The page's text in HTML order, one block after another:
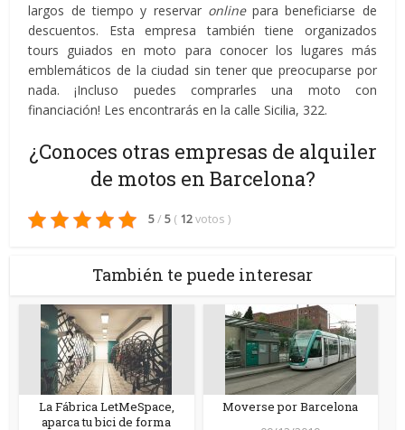
largos de tiempo y reservar onlinepara beneficiarse de
descuentos. Esta empresa también tiene organizados
tours guiados en moto para conocer los lugares más
emblemáticos de la ciudad sin tener que preocuparse por
nada. ¡Incluso puedes comprarles una moto con
financiación! Les encontrarás en la calle Sicilia, 322.
¿Conoces otras empresas de alquiler
de motos en Barcelona?
5/ 5 ( 12votos )
También te puede interesar
La Fábrica LetMeSpace,
aparca tu bici de forma
Moverse por Barcelona